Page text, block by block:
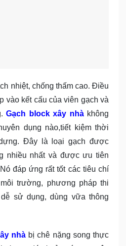
nhiệt, chống thấm cao. Điều
vào kết cấu của viên gạch và
Gạch block xây nhàkhông
dụng nào,tiết kiệm thời
Đây là loại gạch được
nhiều nhất và được ưu tiên
đáp ứng rất tốt các tiêu chí
trường, phương pháp thi
sử dụng, dùng vữa thông
nhà bị chê nặng song thực